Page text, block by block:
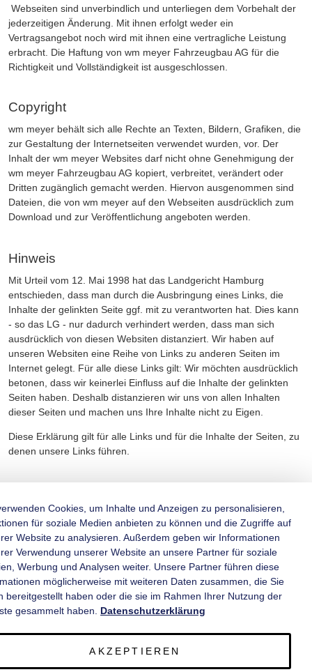
Webseiten sind unverbindlich und unterliegen dem Vorbehalt der
jederzeitigen Änderung. Mit ihnen erfolgt weder ein
Vertragsangebot noch wird mit ihnen eine vertragliche Leistung
erbracht. Die Haftung von wm meyer Fahrzeugbau AG für die
Richtigkeit und Vollständigkeit ist ausgeschlossen.
Copyright
wm meyer behält sich alle Rechte an Texten, Bildern, Grafiken, die
zur Gestaltung der Internetseiten verwendet wurden, vor. Der
Inhalt der wm meyer Websites darf nicht ohne Genehmigung der
wm meyer Fahrzeugbau AG kopiert, verbreitet, verändert oder
Dritten zugänglich gemacht werden. Hiervon ausgenommen sind
Dateien, die von wm meyer auf den Webseiten ausdrücklich zum
Download und zur Veröffentlichung angeboten werden.
Hinweis
Mit Urteil vom 12. Mai 1998 hat das Landgericht Hamburg
entschieden, dass man durch die Ausbringung eines Links, die
Inhalte der gelinkten Seite ggf. mit zu verantworten hat. Dies kann
- so das LG - nur dadurch verhindert werden, dass man sich
ausdrücklich von diesen Websiten distanziert. Wir haben auf
unseren Websiten eine Reihe von Links zu anderen Seiten im
Internet gelegt. Für alle diese Links gilt: Wir möchten ausdrücklich
betonen, dass wir keinerlei Einfluss auf die Inhalte der gelinkten
Seiten haben. Deshalb distanzieren wir uns von allen Inhalten
dieser Seiten und machen uns Ihre Inhalte nicht zu Eigen.
Diese Erklärung gilt für alle Links und für die Inhalte der Seiten, zu
denen unsere Links führen.
KATEGORIEN
INFORMATIONEN
Cookies, um Inhalte und Anzeigen zu personalisieren,
für soziale Medien anbieten zu können und die Zugriffe auf
Website zu analysieren. Außerdem geben wir Informationen
Verwendung unserer Website an unsere Partner für soziale
Werbung und Analysen weiter. Unsere Partner führen diese
möglicherweise mit weiteren Daten zusammen, die Sie
bereitgestellt haben oder die sie im Rahmen Ihrer Nutzung der
gesammelt haben. Datenschutzerklärung
AKZEPTIEREN